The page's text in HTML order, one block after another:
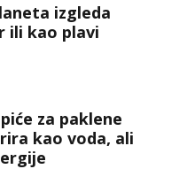
izgleda
ili kao plavi
za paklene
kao voda, ali